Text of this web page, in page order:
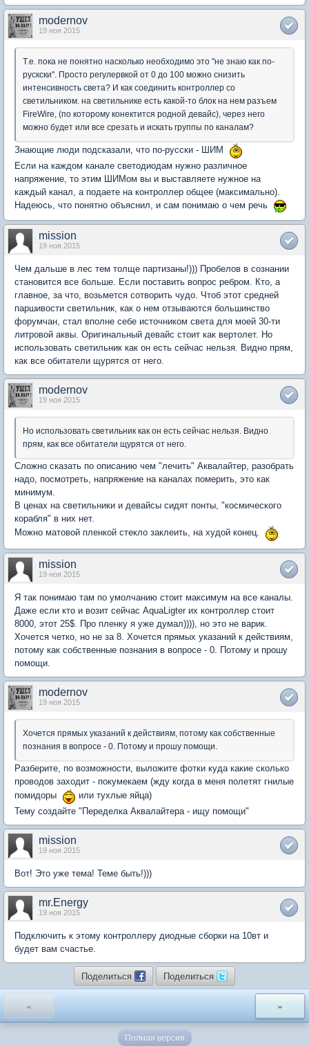
modernov
19 ноя 2015
Т.е. пока не понятно насколько необходимо это "не знаю как по-
рускски". Просто регулервкой от 0 до 100 можно снизить
интенсивность света? И как соединить контроллер со
светильником. на светильнике есть какой-то блок на нем разъем
FireWire, (по которому конектится родной девайс), через него
можно будет или все срезать и искать группы по каналам?
Знающие люди подсказали, что по-русски - ШИМ
Если на каждом канале светодиодам нужно различное
напряжение, то этим ШИМом вы и выставляете нужное на
каждый канал, а подаете на контроллер общее (максимально).
Надеюсь, что понятно объяснил, и сам понимаю о чем речь
mission
19 ноя 2015
Чем дальше в лес тем толще партизаны!))) Пробелов в сознании
становится все больше. Если поставить вопрос ребром. Кто, а
главное, за что, возьмется сотворить чудо. Чтоб этот средней
паршивости светильник, как о нем отзываются большинство
форумчан, стал вполне себе источником света для моей 30-ти
литровой аквы. Оригинальный девайс стоит как вертолет. Но
использовать светильник как он есть сейчас нельзя. Видно прям,
как все обитатели щурятся от него.
modernov
19 ноя 2015
Но использовать светильник как он есть сейчас нельзя. Видно
прям, как все обитатели щурятся от него.
Сложно сказать по описанию чем "лечить" Аквалайтер, разобрать
надо, посмотреть, напряжение на каналах померить, это как
минимум.
В ценах на светильники и девайсы сидят понты, "космического
корабля" в них нет.
Можно матовой пленкой стекло заклеить, на худой конец.
mission
19 ноя 2015
Я так понимаю там по умолчанию стоит максимум на все каналы.
Даже если кто и возит сейчас AquaLigter их контроллер стоит
8000, этот 25$. Про пленку я уже думал)))), но это не варик.
Хочется четко, но не за 8. Хочется прямых указаний к действиям,
потому как собственные познания в вопросе - 0. Потому и прошу
помощи.
modernov
19 ноя 2015
Хочется прямых указаний к действиям, потому как собственные
познания в вопросе - 0. Потому и прошу помощи.
Разберите, по возможности, выложите фотки куда какие сколько
проводов заходит - покумекаем (жду когда в меня полетят гнилые
помидоры
или тухлые яйца)
Тему создайте "Переделка Аквалайтера - ищу помощи"
mission
19 ноя 2015
Вот! Это уже тема! Теме быть!)))
mr.Energy
19 ноя 2015
Подключить к этому контроллеру диодные сборки на 10вт и
будет вам счастье.
Поделиться Поделиться
« »
Полная версия